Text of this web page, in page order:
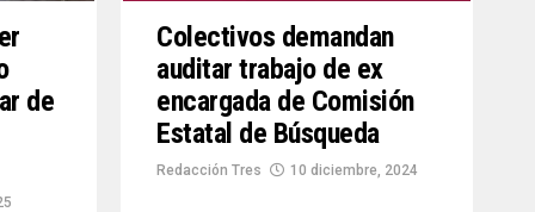
de
Colectivos demandan
auditar trabajo de ex
encargada de Comisión
Estatal de Búsqueda
Redacción Tres 10 diciembre, 2024